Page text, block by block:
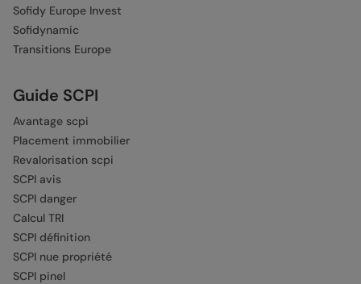
Sofidy Europe Invest
Sofidynamic
Transitions Europe
Guide SCPI
Avantage scpi
Placement immobilier
Revalorisation scpi
SCPI avis
SCPI danger
Calcul TRI
SCPI définition
SCPI nue propriété
SCPI pinel